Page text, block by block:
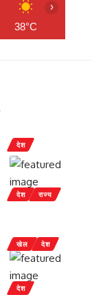
38°C
›
देश
देश राज्य
खेल देश
देश